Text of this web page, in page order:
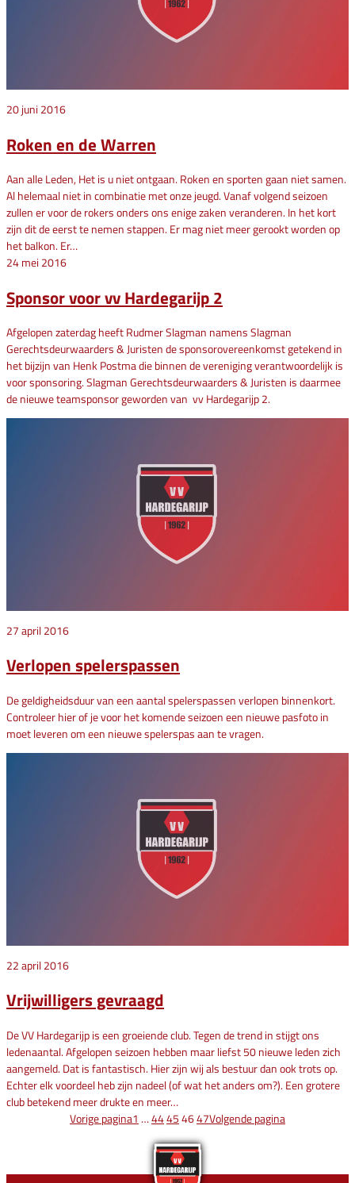
20 juni 2016
Roken en de Warren
Aan alle Leden, Het is u niet ontgaan. Roken en sporten gaan niet samen.
Al helemaal niet in combinatie met onze jeugd. Vanaf volgend seizoen
zullen er voor de rokers onders ons enige zaken veranderen. In het kort
zijn dit de eerst te nemen stappen. Er mag niet meer gerookt worden op
het balkon. Er…
24 mei 2016
Sponsor voor vv Hardegarijp 2
Afgelopen zaterdag heeft Rudmer Slagman namens Slagman
Gerechtsdeurwaarders & Juristen de sponsorovereenkomst getekend in
het bijzijn van Henk Postma die binnen de vereniging verantwoordelijk is
voor sponsoring. Slagman Gerechtsdeurwaarders & Juristen is daarmee
de nieuwe teamsponsor geworden van vv Hardegarijp 2.
27 april 2016
Verlopen spelerspassen
De geldigheidsduur van een aantal spelerspassen verlopen binnenkort.
Controleer hier of je voor het komende seizoen een nieuwe pasfoto in
moet leveren om een nieuwe spelerspas aan te vragen.
22 april 2016
Vrijwilligers gevraagd
De VV Hardegarijp is een groeiende club. Tegen de trend in stijgt ons
ledenaantal. Afgelopen seizoen hebben maar liefst 50 nieuwe leden zich
aangemeld. Dat is fantastisch. Hier zijn wij als bestuur dan ook trots op.
Echter elk voordeel heb zijn nadeel (of wat het anders om?). Een grotere
club betekend meer drukte en meer…
Vorige pagina1 …44454647Volgende pagina